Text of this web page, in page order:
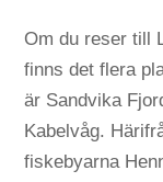
Om du reser till
finns det flera
är Sandvika
Kabelvåg.
fiskebyarna